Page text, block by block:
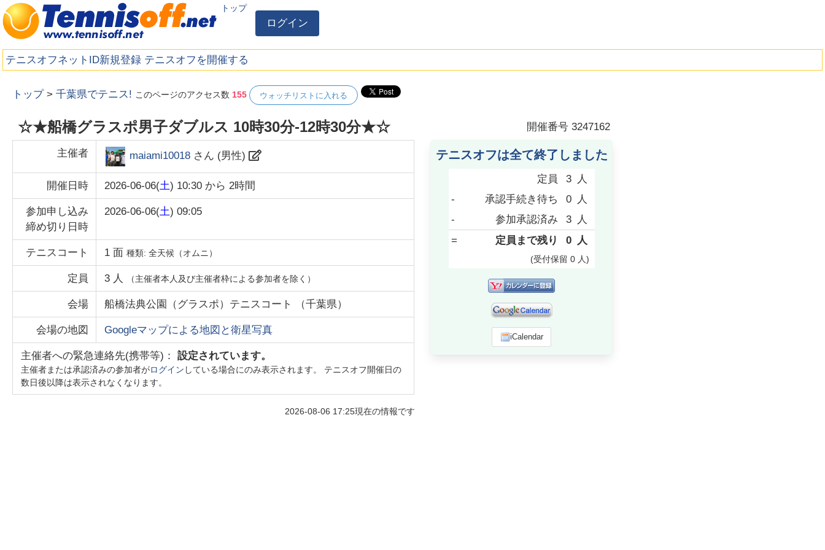
トップ
ログイン
テニスオフネットID新規登録 テニスオフを開催する
トップ >千葉県でテニス! このページのアクセス数 155 ウォッチリストに入れる
☆★船橋グラスポ男子ダブルス 10時30分-12時30分★☆ 開催番号 3247162
主催者 maiami10018 さん (男性)
開催日時 2026-06-06(土) 10:30 から2時間
参加申し込み
締め切り日時
2026-06-06(土) 09:05
テニスコート 1 面種類:全天候（オムニ）
定員 3 人 （主催者本人及び主催者枠による参加者を除く）
会場 船橋法典公園（グラスポ）テニスコート （千葉県）
会場の地図 Googleマップによる地図と衛星写真
主催者への緊急連絡先(携帯等)：設定されています。
主催者または承認済みの参加者がログイン している場合にのみ表示されます。 テニスオフ開催日の
数日後以降は表示されなくなります。
2026-08-06 17:25現在の情報です
テニスオフは全て終了しました
定員 3
人
-
承認手続き待ち 0
人
-
参加承認済み 3
人
=
定員まで残り 0 人
(受付保留0 人)
iCalendar